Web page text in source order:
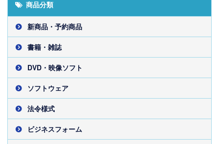
商品分類
新商品・予約商品
書籍・雑誌
DVD・映像ソフト
ソフトウェア
法令様式
ビジネスフォーム